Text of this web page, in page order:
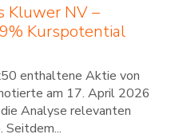
Kluwer NV –
Kurspotential
enthaltene Aktie von
am 17. April 2026
Analyse relevanten
Seitdem...